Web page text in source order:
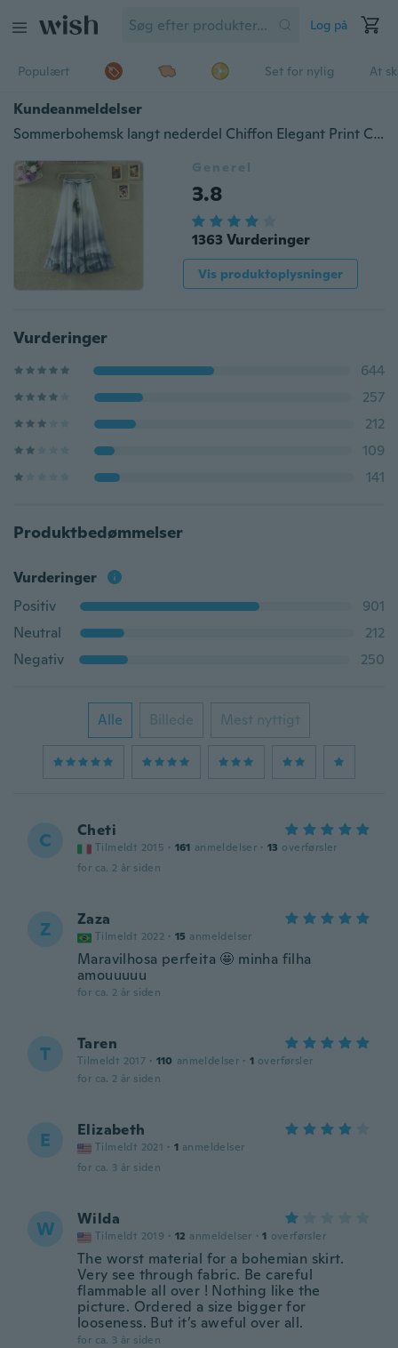
Log på
Populært Set for nylig At
Kundeanmeldelser
Sommerbohemsk langt nederdel Chiffon Elegant Print Casual Nederdele
Generel
3.8
1363 Vurderinger
Vis produktoplysninger
Vurderinger
644
257
212
109
141
Produktbedømmelser
Vurderinger
Positiv
901
Neutral
212
Negativ
250
Alle Billede Mest nyttigt
C Cheti
Tilmeldt 2015 · 161 anmeldelser · 13 overførsler
for ca. 2 år siden
Z Zaza
Tilmeldt 2022 · 15 anmeldelser
Maravilhosa perfeita 🤩 minha filha
amouuuuu
for ca. 2 år siden
T Taren
Tilmeldt 2017 · 110 anmeldelser · 1 overførsler
for ca. 2 år siden
E Elizabeth
Tilmeldt 2021 · 1 anmeldelser
for ca. 3 år siden
W Wilda
Tilmeldt 2019 · 12 anmeldelser · 1 overførsler
The worst material for a bohemian skirt.
Very see through fabric. Be careful
flammable all over ! Nothing like the
picture. Ordered a size bigger for
looseness. But it’s aweful over all.
for ca. 3 år siden